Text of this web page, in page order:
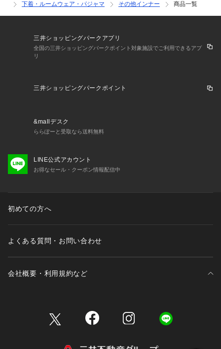
下着・ルームウェア・パジャマ
その他インナー 商品一覧
三井ショッピングパークアプリ
全国の三井ショッピングパークポイント対象施設でご利用できるアプ
リ
三井ショッピングパークポイント
&mallデスク
ららぽーと受取なら送料無料
LINE公式アカウント
お得なセール・クーポン情報配信中
初めての方へ
よくある質問・お問い合わせ
会社概要・利用規約など